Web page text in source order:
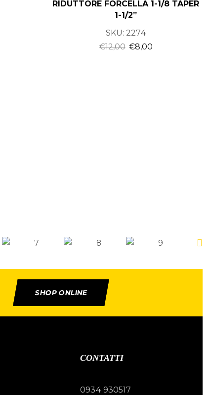
RIDUTTORE FORCELLA 1-1/8 TAPER
1-1/2”
SKU: 2274
€12,00 €8,00
SHOP ONLINE
CONTATTI
0934 930517